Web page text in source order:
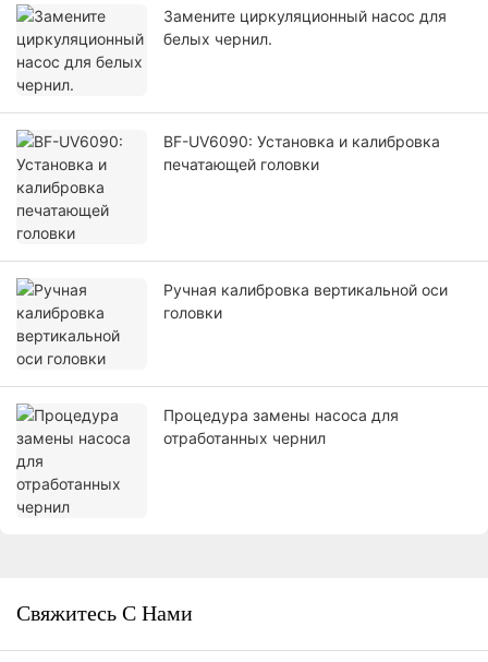
Замените циркуляционный насос для
белых чернил.
BF-UV6090: Установка и калибровка
печатающей головки
Ручная калибровка вертикальной оси
головки
Процедура замены насоса для
отработанных чернил
Свяжитесь С Нами